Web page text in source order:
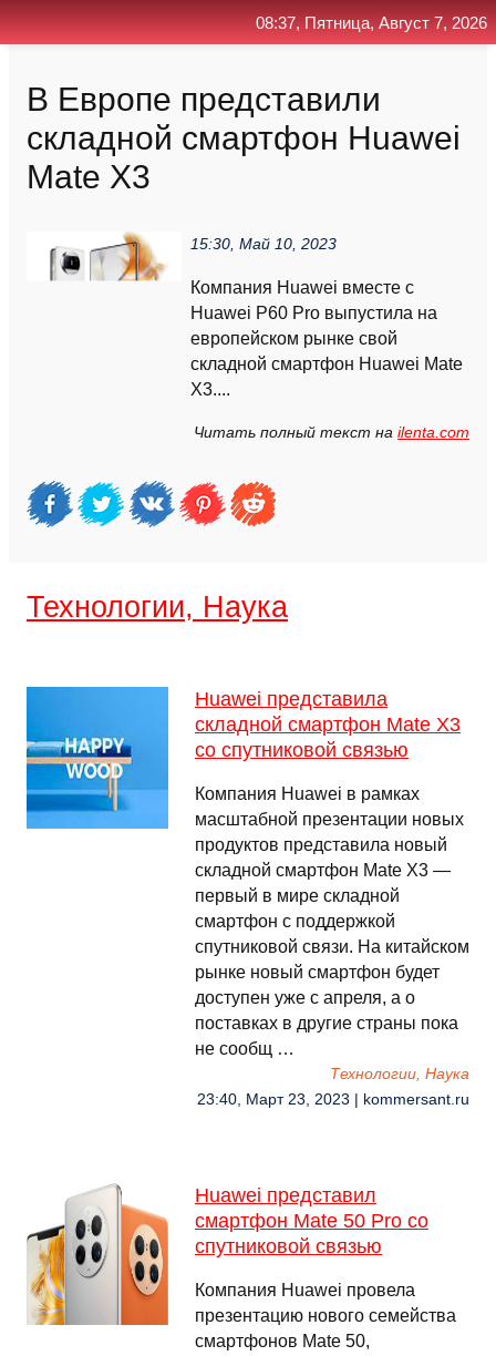
В Европе представили
складной смартфон Huawei
Mate X3
15:30, Май 10, 2023
Компания Huawei вместе с
Huawei P60 Pro выпустила на
европейском рынке свой
складной смартфон Huawei Mate
X3....
Читать полный текст на ilenta.com
Технологии, Наука
Huawei представила
складной смартфон Mate X3
со спутниковой связью
Компания Huawei в рамках
масштабной презентации новых
продуктов представила новый
складной смартфон Mate X3 —
первый в мире складной
смартфон с поддержкой
спутниковой связи. На китайском
рынке новый смартфон будет
доступен уже с апреля, а о
поставках в другие страны пока
не сообщ …
Технологии, Наука
23:40, Март 23, 2023 | kommersant.ru
Huawei представил
смартфон Mate 50 Pro со
спутниковой связью
Компания Huawei провела
презентацию нового семейства
смартфонов Mate 50,
08:37, Пятница, Август 7, 2026